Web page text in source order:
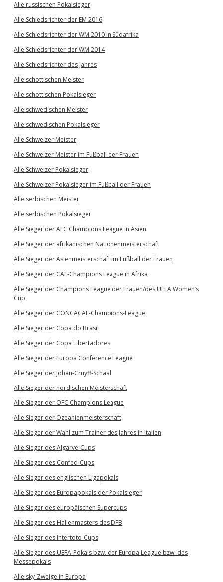
Alle russischen Pokalsieger
Alle Schiedsrichter der EM 2016
Alle Schiedsrichter der WM 2010 in Südafrika
Alle Schiedsrichter der WM 2014
Alle Schiedsrichter des Jahres
Alle schottischen Meister
Alle schottischen Pokalsieger
Alle schwedischen Meister
Alle schwedischen Pokalsieger
Alle Schweizer Meister
Alle Schweizer Meister im Fußball der Frauen
Alle Schweizer Pokalsieger
Alle Schweizer Pokalsieger im Fußball der Frauen
Alle serbischen Meister
Alle serbischen Pokalsieger
Alle Sieger der AFC Champions League in Asien
Alle Sieger der afrikanischen Nationenmeisterschaft
Alle Sieger der Asienmeisterschaft im Fußball der Frauen
Alle Sieger der CAF-Champions League in Afrika
Alle Sieger der Champions League der Frauen/des UEFA Women’s
Cup
Alle Sieger der CONCACAF-Champions-League
Alle Sieger der Copa do Brasil
Alle Sieger der Copa Libertadores
Alle Sieger der Europa Conference League
Alle Sieger der Johan-Cruyff-Schaal
Alle Sieger der nordischen Meisterschaft
Alle Sieger der OFC Champions League
Alle Sieger der Ozeanienmeisterschaft
Alle Sieger der Wahl zum Trainer des Jahres in Italien
Alle Sieger des Algarve-Cups
Alle Sieger des Confed-Cups
Alle Sieger des englischen Ligapokals
Alle Sieger des Europapokals der Pokalsieger
Alle Sieger des europäischen Supercups
Alle Sieger des Hallenmasters des DFB
Alle Sieger des Intertoto-Cups
Alle Sieger des UEFA-Pokals bzw. der Europa League bzw. des
Messepokals
Alle sky-Zweige in Europa